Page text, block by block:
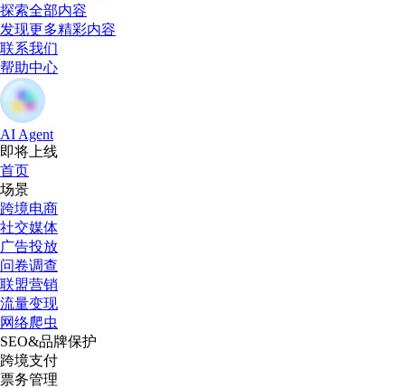
探索全部内容
发现更多精彩内容
联系我们
帮助中心
AI Agent
即将上线
首页
场景
跨境电商
社交媒体
广告投放
问卷调查
联盟营销
流量变现
网络爬虫
SEO&品牌保护
跨境支付
票务管理